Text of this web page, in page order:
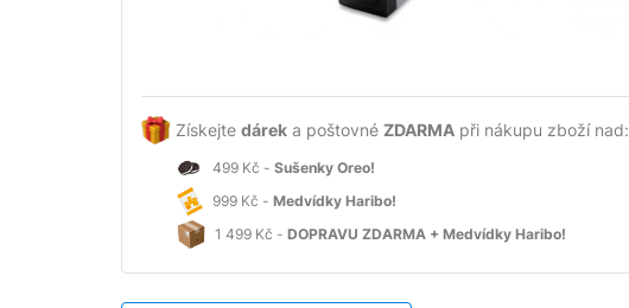
Získejte dárek a poštovné ZDARMA při nákupu zboží nad:
499 Kč - Sušenky Oreo!
999 Kč - Medvídky Haribo!
1 499 Kč - DOPRAVU ZDARMA + Medvídky Haribo!